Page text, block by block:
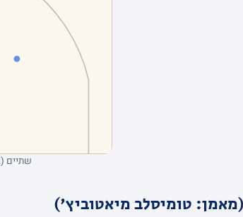
שתיים (22)
טומיסלב מיאטוביץ')